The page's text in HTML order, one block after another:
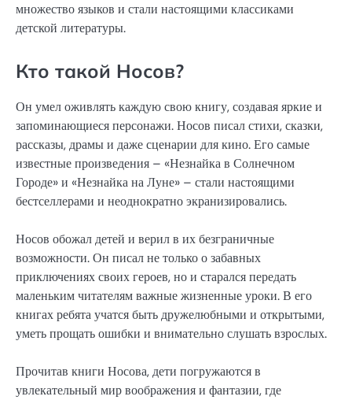
множество языков и стали настоящими классиками
детской литературы.
Кто такой Носов?
Он умел оживлять каждую свою книгу, создавая яркие и
запоминающиеся персонажи. Носов писал стихи, сказки,
рассказы, драмы и даже сценарии для кино. Его самые
известные произведения – «Незнайка в Солнечном
Городе» и «Незнайка на Луне» – стали настоящими
бестселлерами и неоднократно экранизировались.
Носов обожал детей и верил в их безграничные
возможности. Он писал не только о забавных
приключениях своих героев, но и старался передать
маленьким читателям важные жизненные уроки. В его
книгах ребята учатся быть дружелюбными и открытыми,
уметь прощать ошибки и внимательно слушать взрослых.
Прочитав книги Носова, дети погружаются в
увлекательный мир воображения и фантазии, где